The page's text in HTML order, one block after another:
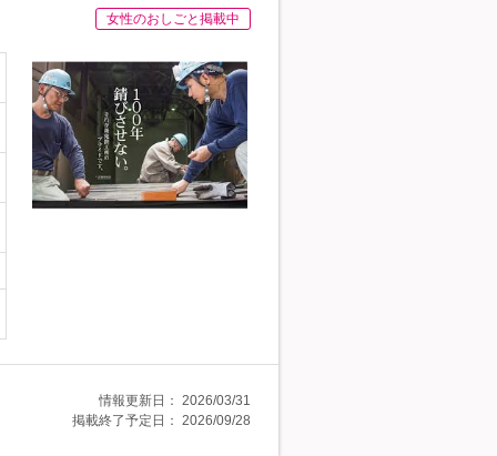
女性のおしごと掲載中
情報更新日： 2026/03/31
掲載終了予定日： 2026/09/28